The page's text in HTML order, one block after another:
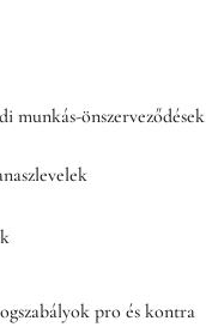
munkás-önszerveződések
pro és kontra